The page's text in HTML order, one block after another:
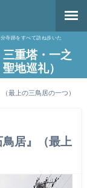
寺跡をすべて訪ね歩いた
重塔・一之
地巡礼）
最上の三鳥居の一つ）
居』（最上